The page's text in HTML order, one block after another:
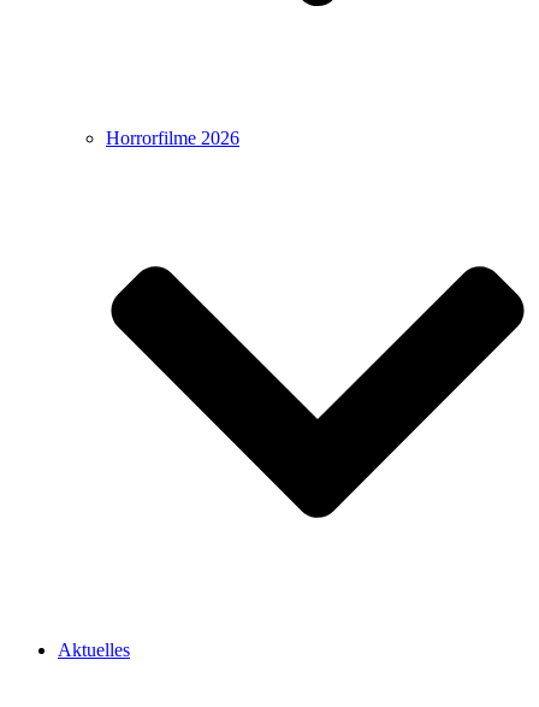
Horrorfilme 2026
Aktuelles